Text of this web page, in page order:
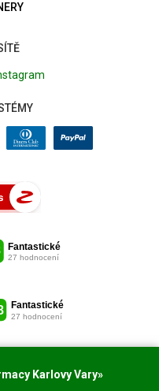
Karlovy Vary»